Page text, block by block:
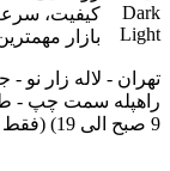
کیفیت،
بازار
تهران - لاله زار
9 صبح الی 19) (فقط روزهای غیرتعطیل)